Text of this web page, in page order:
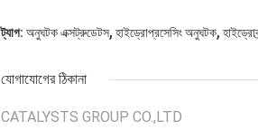
ট্যাগ: অনুঘটক এক্সট্রুডেটস, হাইড্রোপ্রসেসিং অনুঘটক,
যোগাযোগের ঠিকানা
CATALYSTS GROUP CO.,LTD